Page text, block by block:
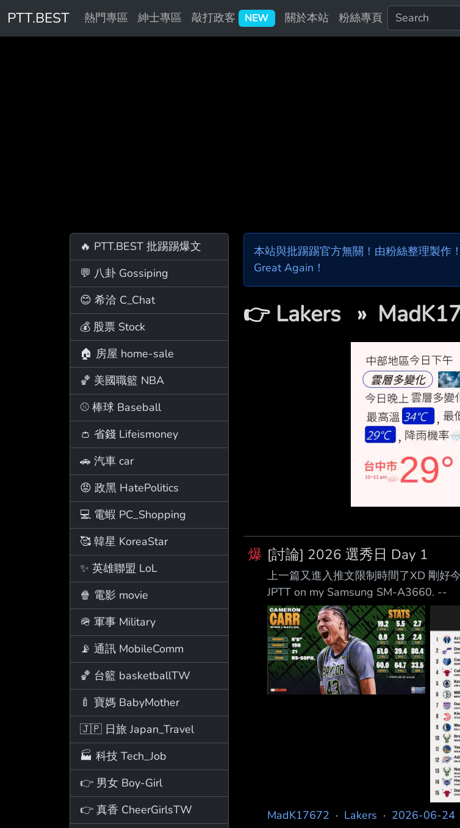
PTT.BEST 熱門專區 紳士專區 敲打政客 NEW 關於本站 粉絲專頁
🔥 PTT.BEST 批踢踢爆文
💬 八卦 Gossiping
😊 希洽 C_Chat
💰 股票 Stock
🏠 房屋 home-sale
🏀 美國職籃 NBA
⚾ 棒球 Baseball
👛 省錢 Lifeismoney
🚗 汽車 car
😡 政黑 HatePolitics
💻 電蝦 PC_Shopping
🥰 韓星 KoreaStar
✨ 英雄聯盟 LoL
🍿 電影 movie
🪖 軍事 Military
📡 通訊 MobileComm
🏀 台籃 basketballTW
🍼 寶媽 BabyMother
🇯🇵 日旅 Japan_Travel
🏭 科技 Tech_Job
👉 男女 Boy-Girl
👉 真香 CheerGirlsTW
本站與批踢踢官方無關！由粉絲整理製作
Great Again！
👉 Lakers »
爆 [討論] 2026 選秀日 Day 1
上一篇又進入推文限制時間了XD 剛好
JPTT on my Samsung SM-A3660. --
MadK17672 · Lakers · 2026-06-24